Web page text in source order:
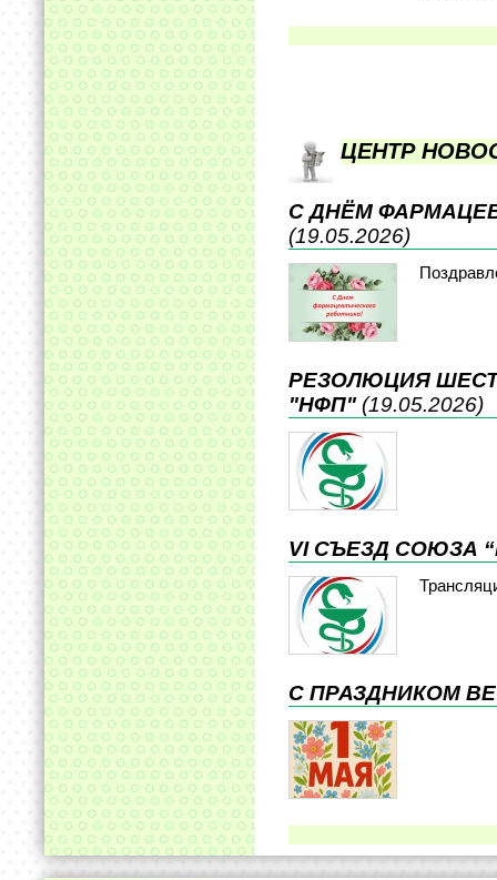
ЦЕНТР
С ДНЁМ
(19.05.2026)
РЕЗОЛЮЦИЯ
"НФП" (19.05.2026)
VI СЪЕЗД СОЮЗА
С ПРАЗДНИКОМ